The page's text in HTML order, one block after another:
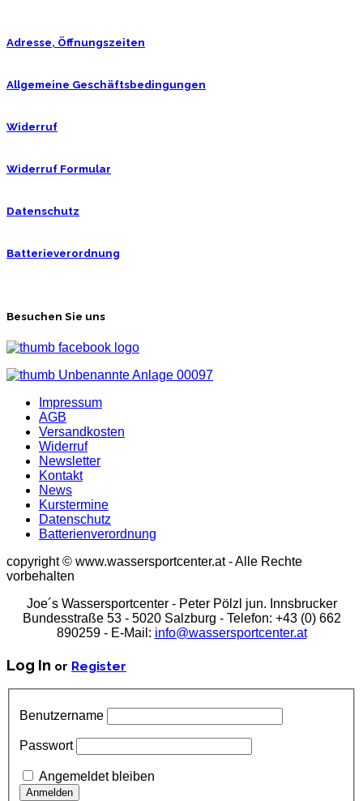
Adresse, Öffnungszeiten
Allgemeine Geschäftsbedingungen
Widerruf
Widerruf Formular
Datenschutz
Batterieverordnung
Besuchen Sie uns
Impressum
AGB
Versandkosten
Widerruf
Newsletter
Kontakt
News
Kurstermine
Datenschutz
Batterienverordnung
copyright © www.wassersportcenter.at - Alle Rechte
vorbehalten
Joe´s Wassersportcenter - Peter Pölzl jun. Innsbrucker
Bundesstraße 53 - 5020 Salzburg - Telefon: +43 (0) 662
890259 - E-Mail: info@wassersportcenter.at
Log In or Register
Benutzername
Passwort
Angemeldet bleiben